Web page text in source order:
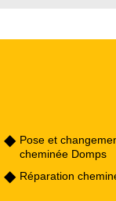
Pose et
cheminée Domps
Réparation